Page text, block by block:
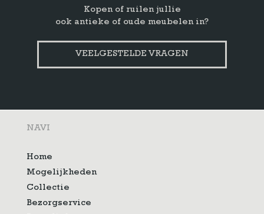
Kopen of ruilen jullie
ook antieke of oude meubelen in?
VEELGESTELDE VRAGEN
NAVI
Home
Mogelijkheden
Collectie
Bezorgservice